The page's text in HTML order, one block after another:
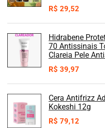
R$ 29,52
Hidrabene
70 Antissinais
Clareia Pele
R$ 39,97
Cera Antifrizz
Kokeshi 12g
R$ 79,12